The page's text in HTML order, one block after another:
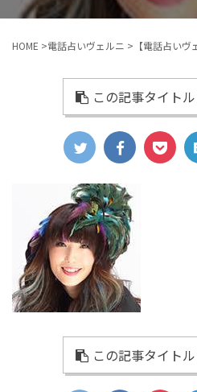
HOME >電話占いヴェルニ > 【電話占い
この記事タイト
この記事タイト